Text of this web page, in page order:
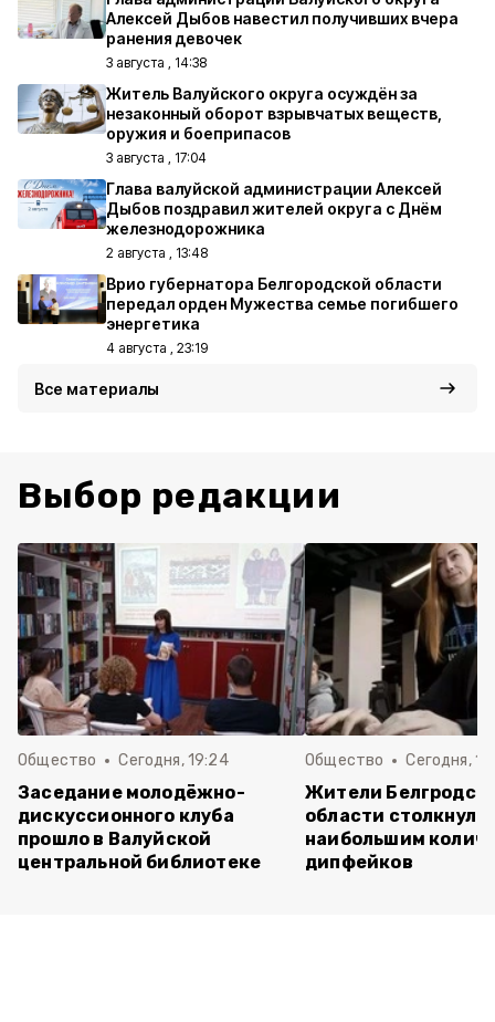
Алексей Дыбов навестил получивших вчера
ранения девочек
3 августа , 14:38
Житель Валуйского округа осуждён за
незаконный оборот взрывчатых веществ,
оружия и боеприпасов
3 августа , 17:04
Глава валуйской администрации Алексей
Дыбов поздравил жителей округа с Днём
железнодорожника
2 августа , 13:48
Врио губернатора Белгородской области
передал орден Мужества семье погибшего
энергетика
4 августа , 23:19
Все материалы
Выбор редакции
Общество Сегодня, 19:24
Заседание молодёжно-
дискуссионного клуба
прошло в Валуйской
центральной библиотеке
Общество Сегодня,
Жители
области
наибольшим
дипфейков